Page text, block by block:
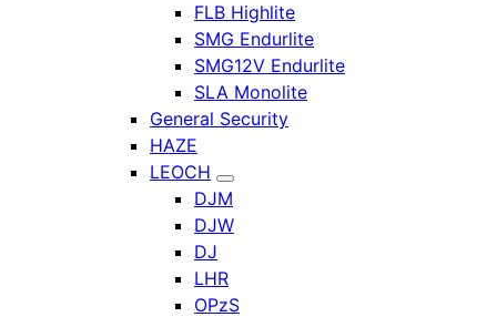
FLB Highlite
SMG Endurlite
SMG12V Endurlite
SLA Monolite
General Security
HAZE
LEOCH
DJM
DJW
DJ
LHR
OPzS